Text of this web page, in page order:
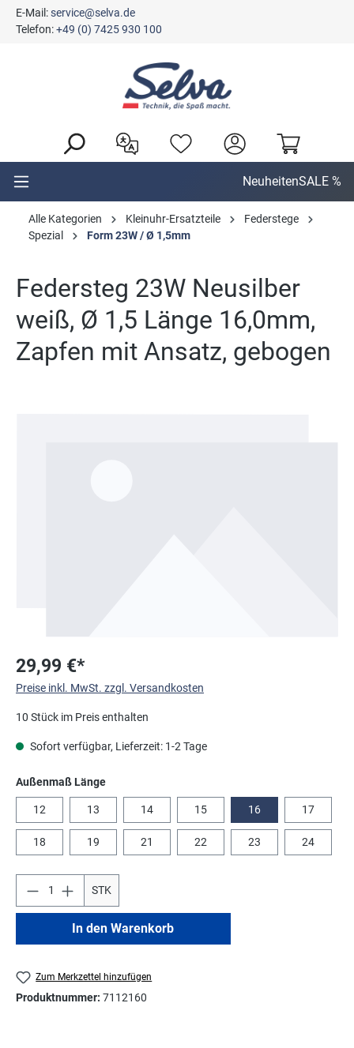
springen
E-Mail:service@selva.de
Telefon:+49 (0) 7425 930 100
NeuheitenSALE %
Alle Kategorien Kleinuhr-Ersatzteile
Federstege
Spezial
Form 23W / Ø 1,5mm
Federsteg 23W Neusilber
weiß, Ø 1,5 Länge 16,0mm,
Zapfen mit Ansatz, gebogen
29,99 €*
Preise inkl. MwSt. zzgl. Versandkosten
10 Stück im Preis enthalten
Sofort verfügbar, Lieferzeit: 1-2 Tage
Außenmaß Längeauswählen
12 13 14 15 16 17
18 19 21 22 23 24
STK
In den Warenkorb
Zum Merkzettel hinzufügen
Produktnummer: 7112160